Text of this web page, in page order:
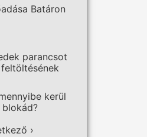
Batáron
parancsot
kerül
›